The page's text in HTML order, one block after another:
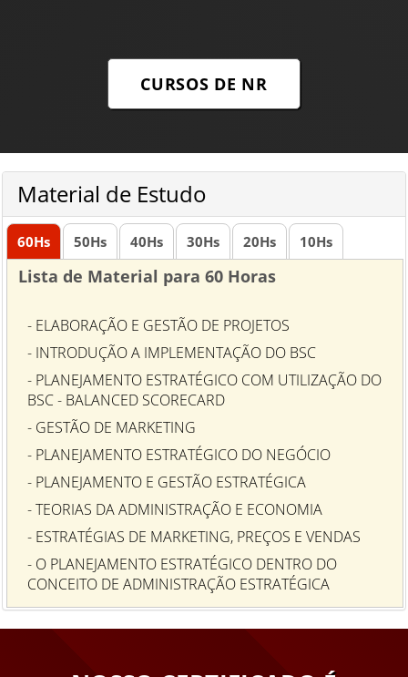
CURSOS DE NR
Material de Estudo
60Hs 50Hs 40Hs 30Hs 20Hs 10Hs
Lista de Material para 60 Horas
- ELABORAÇÃO E GESTÃO DE PROJETOS
- INTRODUÇÃO A IMPLEMENTAÇÃO DO BSC
- PLANEJAMENTO ESTRATÉGICO COM UTILIZAÇÃO DO
BSC - BALANCED SCORECARD
- GESTÃO DE MARKETING
- PLANEJAMENTO ESTRATÉGICO DO NEGÓCIO
- PLANEJAMENTO E GESTÃO ESTRATÉGICA
- TEORIAS DA ADMINISTRAÇÃO E ECONOMIA
- ESTRATÉGIAS DE MARKETING, PREÇOS E VENDAS
- O PLANEJAMENTO ESTRATÉGICO DENTRO DO
CONCEITO DE ADMINISTRAÇÃO ESTRATÉGICA